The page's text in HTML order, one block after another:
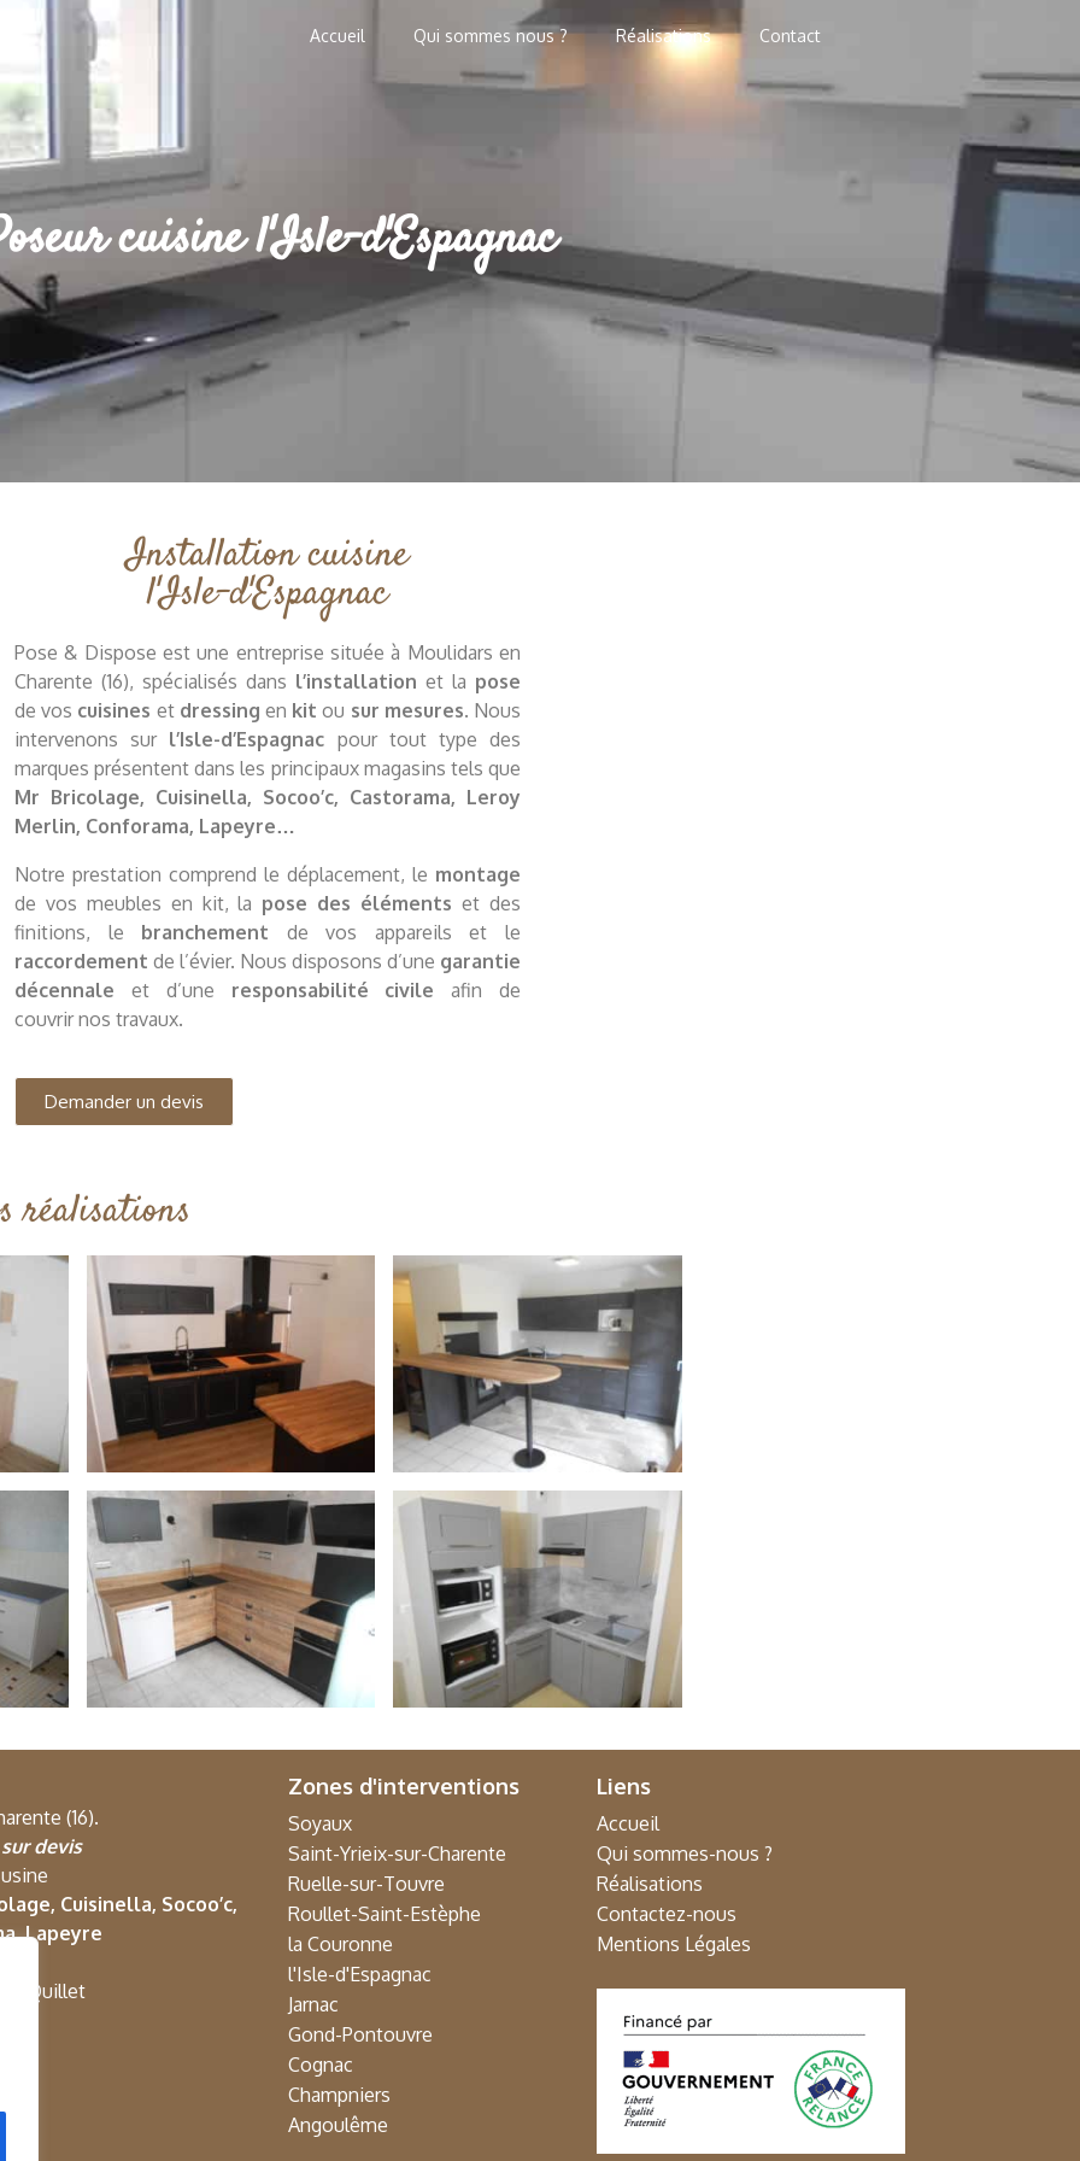
Accueil Qui sommes nous ? Réalisations Contact
cuisine l'Isle-d'Espagnac
Installation cuisine
l'Isle-d'Espagnac
Pose & Dispose est une entreprise située à Moulidars en
Charente (16), spécialisés dans l’installation et la pose
de vos cuisines et dressing en kit ou sur mesures. Nous
intervenons sur l’Isle-d’Espagnac pour tout type des
marques présentent dans les principaux magasins tels que
Mr Bricolage, Cuisinella, Socoo’c, Castorama, Leroy
Merlin, Conforama, Lapeyre…
Notre prestation comprend le déplacement, le montage
de vos meubles en kit, la pose des éléments et des
finitions, le branchement de vos appareils et le
raccordement de l’évier. Nous disposons d’une garantie
décennale et d’une responsabilité civile afin de
couvrir nos travaux.
Demander un devis
réalisations
(16).
sur devis
Cuisinella, Socoo’c,
Lapeyre
Quillet
Zones d'interventions
Soyaux
Saint-Yrieix-sur-Charente
Ruelle-sur-Touvre
Roullet-Saint-Estèphe
la Couronne
l'Isle-d'Espagnac
Jarnac
Gond-Pontouvre
Cognac
Champniers
Angoulême
Liens
Accueil
Qui sommes-nous ?
Réalisations
Contactez-nous
Mentions Légales